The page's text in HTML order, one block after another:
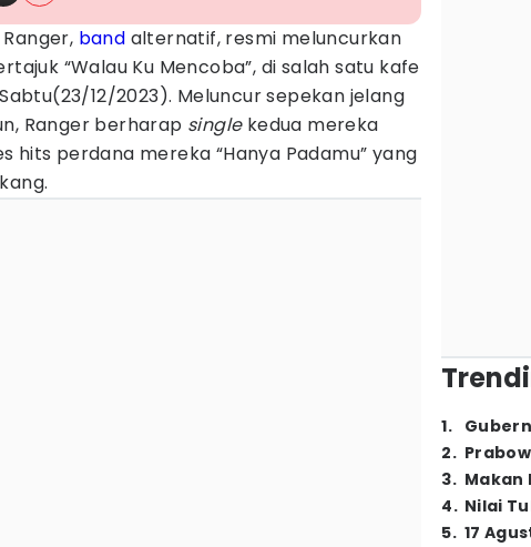
Ranger, band alternatif, resmi meluncurkan
“Walau Ku Mencoba”, di salah satu kafe
12/2023). Meluncur sepekan jelang
Ranger berharap singlekedua mereka
hits perdana mereka “Hanya Padamu” yang
1.
2.
3. Makan
4. Nilai
5. 17